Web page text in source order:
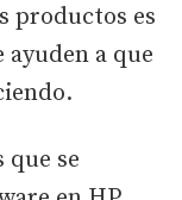
productos es
ayuden a que
que se